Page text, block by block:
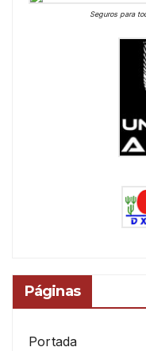
Seguros para
Páginas
Portada